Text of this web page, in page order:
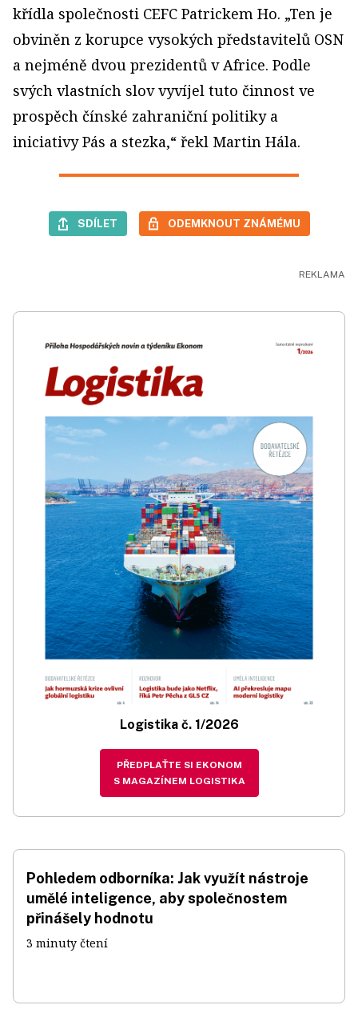
křídla společnosti CEFC Patrickem Ho. „Ten je
obviněn z korupce vysokých představitelů OSN
a nejméně dvou prezidentů v Africe. Podle
svých vlastních slov vyvíjel tuto činnost ve
prospěch čínské zahraniční politiky a
iniciativy Pás a stezka,“ řekl Martin Hála.
SDÍLET ODEMKNOUT ZNÁMÉMU
Logistika č. 1/2026
PŘEDPLAŤTE SI EKONOM
S MAGAZÍNEM LOGISTIKA
Pohledem odborníka: Jak využít nástroje
umělé inteligence, aby společnostem
přinášely hodnotu
3 minuty čtení